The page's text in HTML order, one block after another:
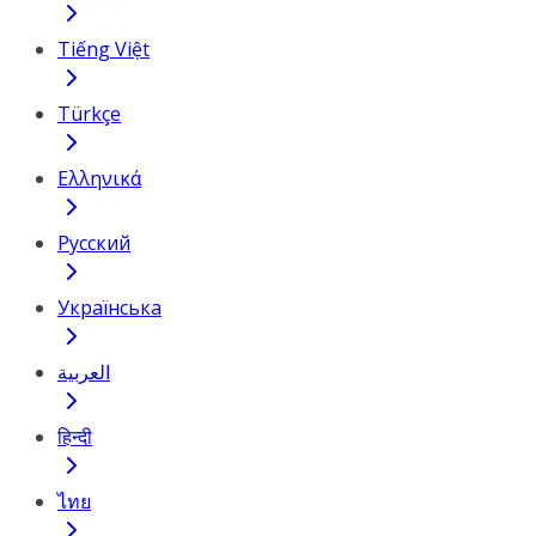
Tiếng Việt
Türkçe
Ελληνικά
Русский
Українська
العربية
हिन्दी
ไทย